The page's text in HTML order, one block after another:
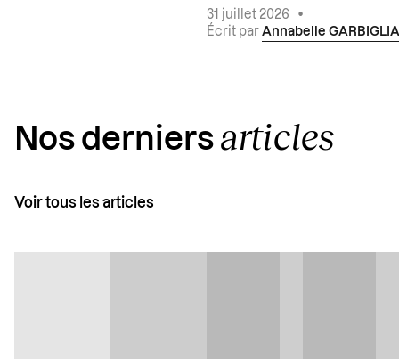
31 juillet 2026
•
Écrit par Annabelle GARBIGLIA
Nos derniers articles
Voir tous les articles